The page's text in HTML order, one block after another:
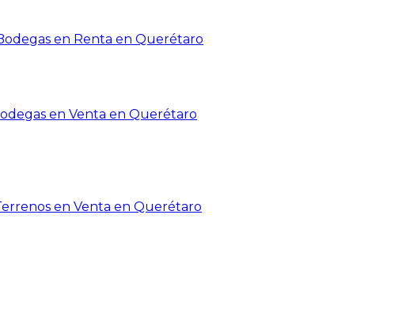
en Renta en Querétaro
en Venta en Querétaro
en Venta en Querétaro